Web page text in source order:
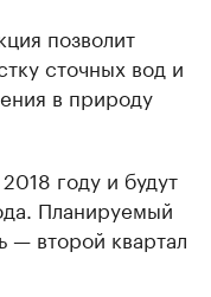
позволит
сточных вод и
в природу
году и будут
Планируемый
— второй квартал